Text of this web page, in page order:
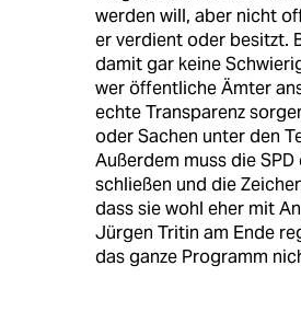
werden will, aber nicht
er verdient oder besitzt.
damit gar keine
wer öffentliche Ämter
echte Transparenz
oder Sachen unter den
Außerdem muss die
schließen und die
dass sie wohl eher mit
Jürgen Tritin am Ende
das ganze Programm